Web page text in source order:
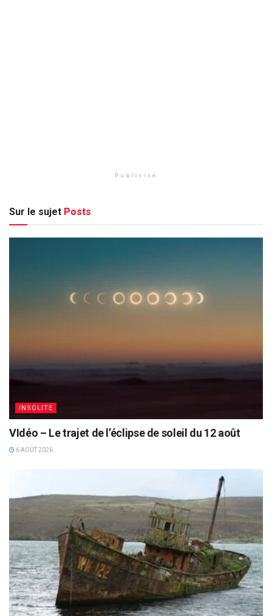
Publicité
Sur le sujet Posts
INSOLITE
VIdéo – Le trajet de l’éclipse de soleil du 12 août
6 AOÛT 2026